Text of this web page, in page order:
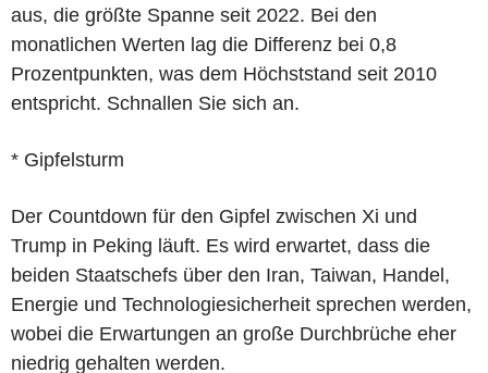
aus, die größte Spanne seit 2022. Bei den
monatlichen Werten lag die Differenz bei 0,8
Prozentpunkten, was dem Höchststand seit 2010
entspricht. Schnallen Sie sich an.
* Gipfelsturm
Der Countdown für den Gipfel zwischen Xi und
Trump in Peking läuft. Es wird erwartet, dass die
beiden Staatschefs über den Iran, Taiwan, Handel,
Energie und Technologiesicherheit sprechen werden,
wobei die Erwartungen an große Durchbrüche eher
niedrig gehalten werden.